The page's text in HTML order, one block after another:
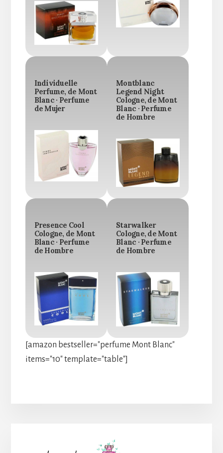
Individuelle
Perfume, de Mont
Blanc · Perfume
de Mujer
Montblanc
Legend Night
Cologne, de Mont
Blanc · Perfume
de Hombre
Presence Cool
Cologne, de Mont
Blanc · Perfume
de Hombre
Starwalker
Cologne, de Mont
Blanc · Perfume
de Hombre
[amazon bestseller="perfume Mont Blanc"
items="10" template="table"]